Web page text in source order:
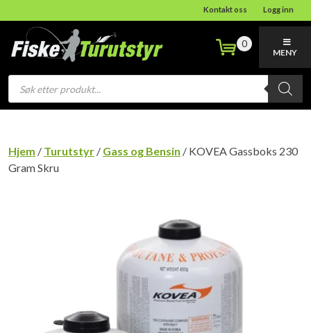
Kontakt oss Logg inn
Products
search
0
MENY
Hjem / Turutstyr / Gass og Bensin / KOVEA Gassboks 230
Gram Skru